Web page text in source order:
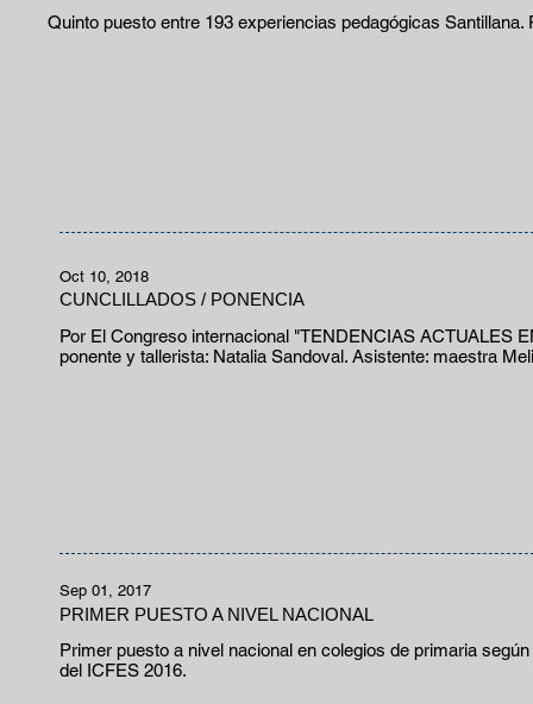
Quinto puesto entre 193 experiencias pedagógicas Santillana.
Oct 10, 2018
CUNCLILLADOS / PONENCIA
Por El Congreso internacional "TENDENCIAS ACTUALES
ponente y tallerista: Natalia Sandoval. Asistente: maestra
Sep 01, 2017
PRIMER PUESTO A NIVEL NACIONAL
Primer puesto a nivel nacional en colegios de primaria
del ICFES 2016.